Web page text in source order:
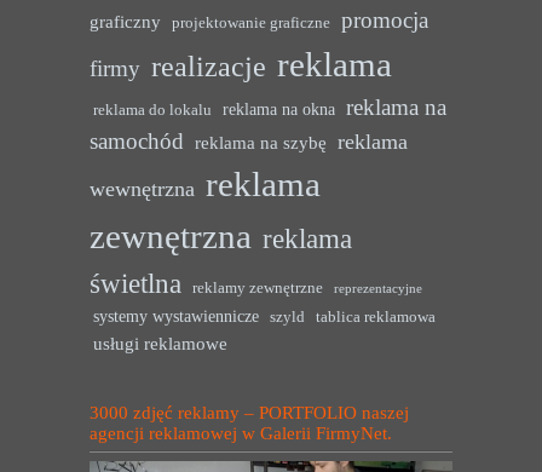
graficzny
projektowanie graficzne
promocja
firmy realizacje reklama
reklama do lokalu reklama na okna reklama na
samochód reklama na szybę reklama
wewnętrzna reklama
zewnętrzna reklama
świetlna
reklamy zewnętrzne reprezentacyjne
systemy wystawiennicze szyld tablica reklamowa
usługi reklamowe
3000 zdjęć reklamy – PORTFOLIO naszej
agencji reklamowej w Galerii FirmyNet.